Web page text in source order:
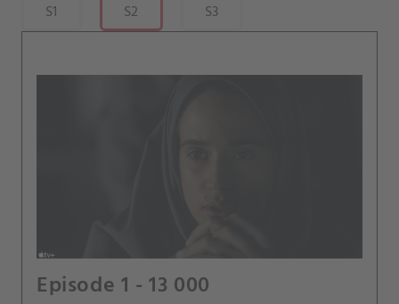
S1 S2 S3
Episode 1 - 13 000